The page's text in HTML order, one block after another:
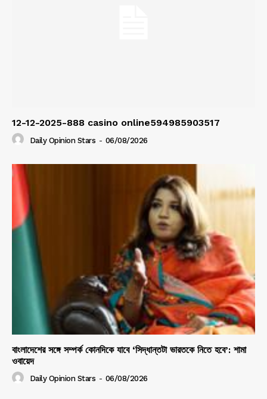
12-12-2025-888 casino online594985903517
Daily Opinion Stars - 06/08/2026
বাংলাদেশের সঙ্গে সম্পর্ক কোনদিকে যাবে ‘সিদ্ধান্তটা ভারতকে নিতে হবে’: শামা
ওবায়েদ
Daily Opinion Stars - 06/08/2026